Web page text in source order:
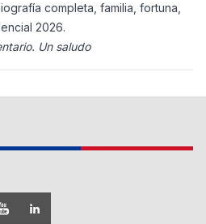
completa, familia, fortuna,
2026.
Gracias Cecilia por tu comentario. Un saludo